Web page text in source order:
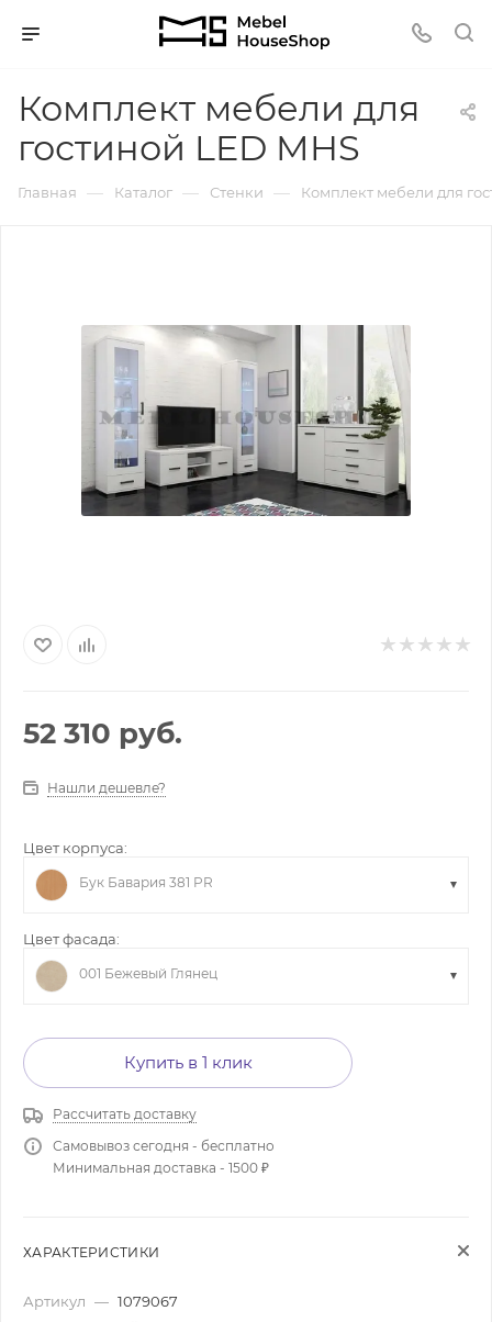
Комплект мебели для
гостиной LED MHS
Главная — Каталог — Стенки — Комплект мебели для
52 310 руб.
Нашли дешевле?
Цвет корпуса:
Бук Бавария 381 PR
Цвет фасада:
001 Бежевый Глянец
Купить в 1 клик
Рассчитать доставку
Самовывоз сегодня - бесплатно
Минимальная доставка - 1500 ₽
ХАРАКТЕРИСТИКИ
Артикул — 1079067